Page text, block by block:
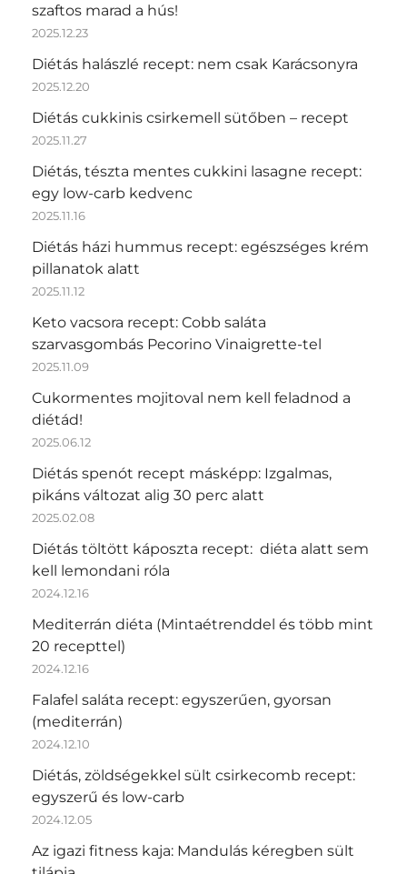
szaftos marad a hús!
2025.12.23
Diétás halászlé recept: nem csak Karácsonyra
2025.12.20
Diétás cukkinis csirkemell sütőben – recept
2025.11.27
Diétás, tészta mentes cukkini lasagne recept:
egy low-carb kedvenc
2025.11.16
Diétás házi hummus recept: egészséges krém
pillanatok alatt
2025.11.12
Keto vacsora recept: Cobb saláta
szarvasgombás Pecorino Vinaigrette-tel
2025.11.09
Cukormentes mojitoval nem kell feladnod a
diétád!
2025.06.12
Diétás spenót recept másképp: Izgalmas,
pikáns változat alig 30 perc alatt
2025.02.08
Diétás töltött káposzta recept: diéta alatt sem
kell lemondani róla
2024.12.16
Mediterrán diéta (Mintaétrenddel és több mint
20 recepttel)
2024.12.16
Falafel saláta recept: egyszerűen, gyorsan
(mediterrán)
2024.12.10
Diétás, zöldségekkel sült csirkecomb recept:
egyszerű és low-carb
2024.12.05
Az igazi fitness kaja: Mandulás kéregben sült